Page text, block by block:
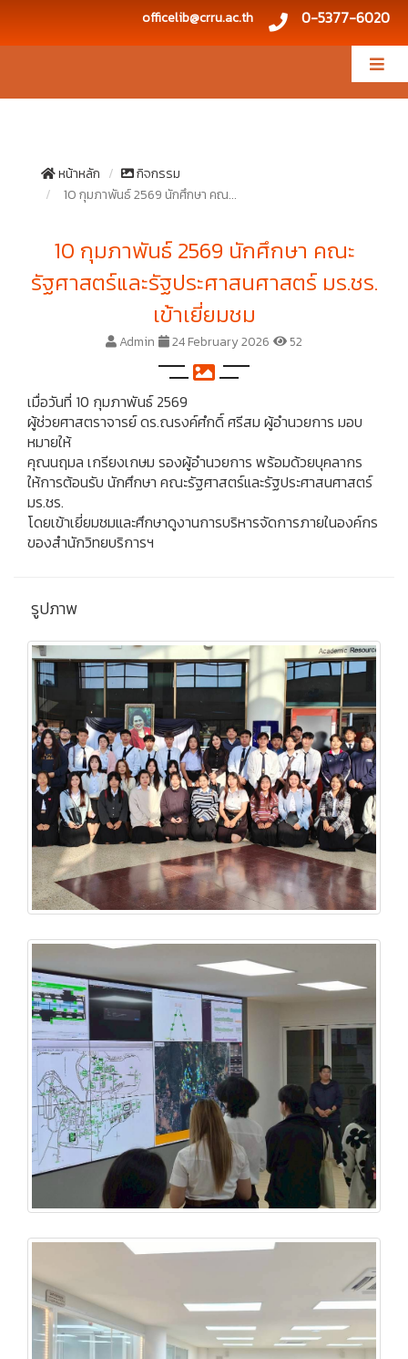
officelib@crru.ac.th 0-5377-6020
หน้าหลัก
กิจกรรม
10 กุมภาพันธ์ 2569 นักศึกษา คณ...
10 กุมภาพันธ์ 2569 นักศึกษา คณะ
รัฐศาสตร์และรัฐประศาสนศาสตร์ มร.ชร.
เข้าเยี่ยมชม
Admin 24 February 2026 52
เมื่อวันที่ 10 กุมภาพันธ์ 2569
ผู้ช่วยศาสตราจารย์ ดร.ณรงค์ศํกดิ์ ศรีสม ผู้อำนวยการ มอบ
หมายให้
คุณนฤมล เกรียงเกษม รองผู้อำนวยการ พร้อมด้วยบุคลากร
ให้การต้อนรับ นักศึกษา คณะรัฐศาสตร์และรัฐประศาสนศาสตร์
มร.ชร.
โดยเข้าเยี่ยมชมและศึกษาดูงานการบริหารจัดการภายในองค์กร
ของสำนักวิทยบริการฯ
รูปภาพ